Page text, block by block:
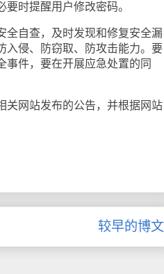
时提醒用户修改密码。
自查，及时发现和修复安全漏
入侵、防窃取、防攻击能力。要
事件，要在开展应急处置的同
网站发布的公告，并根据网站
较早的博文